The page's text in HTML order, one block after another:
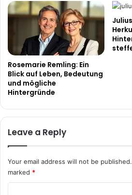
Rosemarie Remling: Ein
Blick auf Leben, Bedeutung
und mögliche
Hintergründe
Leave a Reply
Your email address will not be published.
marked *